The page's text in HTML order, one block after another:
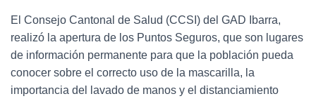
El Consejo Cantonal de Salud (CCSI) del GAD Ibarra,
realizó la apertura de los Puntos Seguros, que son lugares
de información permanente para que la población pueda
conocer sobre el correcto uso de la mascarilla, la
importancia del lavado de manos y el distanciamiento